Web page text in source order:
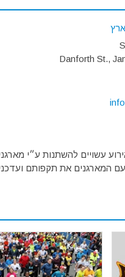
עשויים להשתנות ע״י
המארגנים את תקפותם